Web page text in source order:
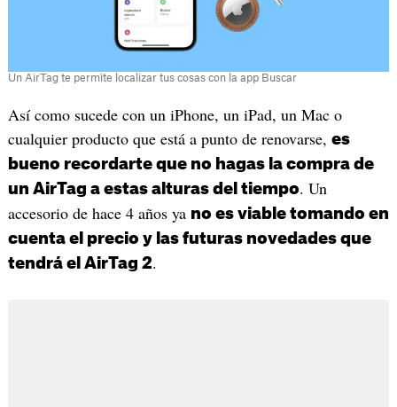
Un AirTag te permite localizar tus cosas con la app Buscar
Así como sucede con un iPhone, un iPad, un Mac o
cualquier producto que está a punto de renovarse, es
bueno recordarte que no hagas la compra de
un AirTag a estas alturas del tiempo. Un
accesorio de hace 4 años ya no es viable tomando en
cuenta el precio y las futuras novedades que
tendrá el AirTag 2.